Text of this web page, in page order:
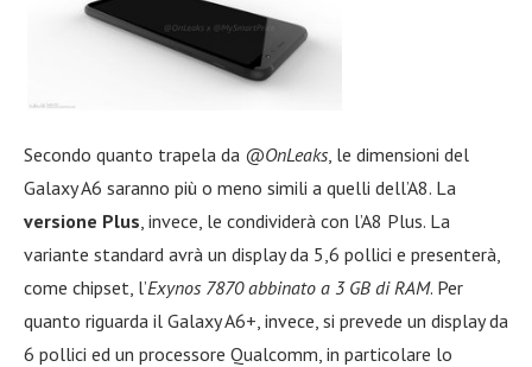
Secondo quanto trapela da @OnLeaks , le dimensioni del
Galaxy A6 saranno più o meno simili a quelli dell’A8. La
versione Plus , invece, le condividerà con l’A8 Plus. La
variante standard avrà un display da 5,6 pollici e presenterà,
come chipset, l’Exynos 7870 abbinato a 3 GB di RAM. Per
quanto riguarda il Galaxy A6+, invece, si prevede un display da
6 pollici ed un processore Qualcomm, in particolare lo